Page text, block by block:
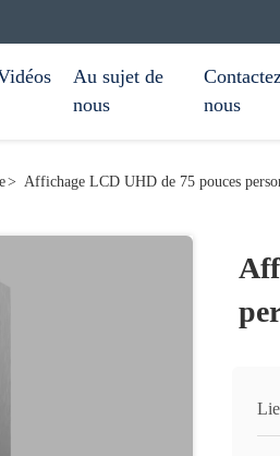
Au sujet de
nous
nous
> Affichage LCD UHD de 75 pouces